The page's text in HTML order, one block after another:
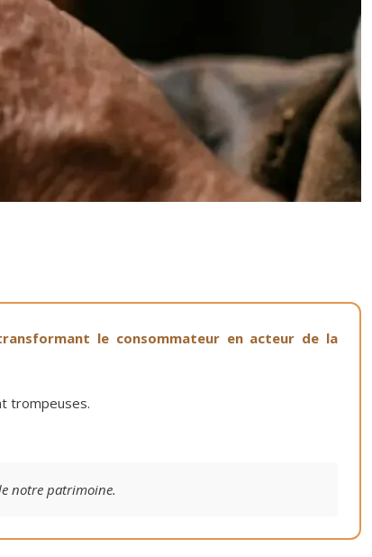
le consommateur en acteur de la
trompeuses.
notre patrimoine.